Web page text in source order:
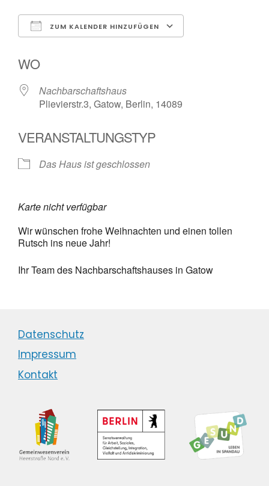
ZUM KALENDER HINZUFÜGEN
WO
Nachbarschaftshaus
Plievierstr.3, Gatow, Berlin, 14089
VERANSTALTUNGSTYP
Das Haus ist geschlossen
Karte nicht verfügbar
Wir wünschen frohe Weihnachten und einen tollen
Rutsch ins neue Jahr!
Ihr Team des Nachbarschaftshauses in Gatow
Datenschutz
Impressum
Kontakt